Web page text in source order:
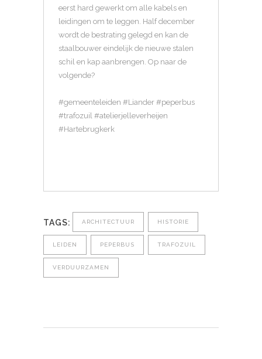
eerst hard gewerkt om alle kabels en
leidingen om te leggen. Half december
wordt de bestrating gelegd en kan de
staalbouwer eindelijk de nieuwe stalen
schil en kap aanbrengen. Op naar de
volgende?
#gemeenteleiden #Liander #peperbus
#trafozuil #atelierjelleverheijen
#Hartebrugkerk
TAGS: ARCHITECTUUR HISTORIE
LEIDEN PEPERBUS TRAFOZUIL
VERDUURZAMEN